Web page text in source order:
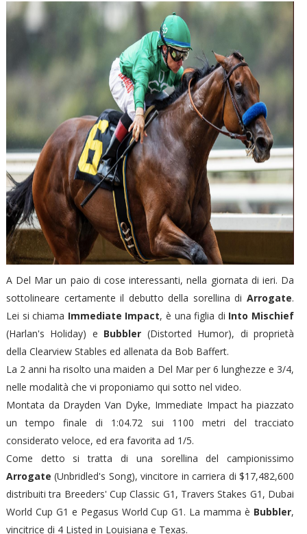
A Del Mar un paio di cose interessanti, nella giornata di ieri. Da
sottolineare certamente il debutto della sorellina diArrogate.
Lei si chiama Immediate Impact, è una figlia di Into Mischief
(Harlan's Holiday) e Bubbler (Distorted Humor), di proprietà
della Clearview Stables ed allenata da Bob Baffert.
La 2 anni ha risolto una maiden a Del Mar per 6 lunghezze e 3/4,
nelle modalità che vi proponiamo qui sotto nel video.
Montata da Drayden Van Dyke, Immediate Impact ha piazzato
un tempo finale di 1:04.72 sui 1100 metri del tracciato
considerato veloce, ed era favorita ad 1/5.
Come detto si tratta di una sorellina del campionissimo
Arrogate (Unbridled's Song), vincitore in carriera di $17,482,600
distribuiti tra Breeders' Cup Classic G1, Travers Stakes G1, Dubai
World Cup G1 e Pegasus World Cup G1. La mamma è Bubbler,
vincitrice di 4 Listed in Louisiana e Texas.